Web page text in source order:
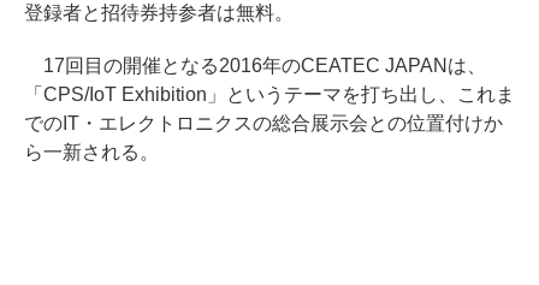
登録者と招待券持参者は無料。
17回目の開催となる2016年のCEATEC JAPANは、
「CPS/IoT Exhibition」というテーマを打ち出し、これま
でのIT・エレクトロニクスの総合展示会との位置付けか
ら一新される。